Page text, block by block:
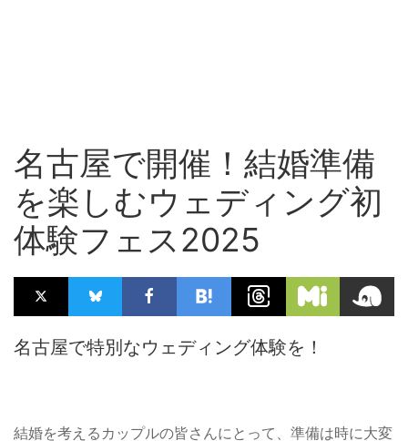
名古屋で開催！結婚準備
を楽しむウェディング初
体験フェス2025
名古屋で特別なウェディング体験を！
結婚を考えるカップルの皆さんにとって、準備は時に大変